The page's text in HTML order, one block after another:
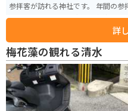
参拝客が訪れる神社です。 年間の参拝客の数は250万人にも及びます。「おち
ょぼさん」では、お賽銭を奉納する
油揚げを奉納します。入口近くにお
された三角の油揚げを購入しお供え
詳
梅花藻の観れる清水